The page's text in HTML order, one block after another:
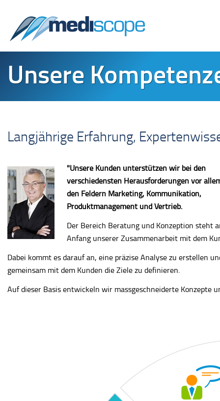
Unsere
Langjährige Erfahrung,
"Unsere Kunden unterstützen wir bei den
verschiedensten Herausforderungen vor
den Feldern Marketing, Kommunikation,
Produktmanagement und Vertrieb.
Der Bereich Beratung und Konzeption steht
Anfang unserer Zusammenarbeit mit dem
Dabei kommt es darauf an, eine präzise Analyse zu erstellen
gemeinsam mit dem Kunden die Ziele zu definieren.
Auf dieser Basis entwickeln wir massgeschneiderte Konzepte